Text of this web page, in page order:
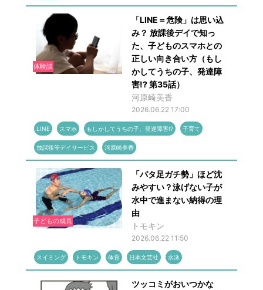
体験談
「LINE＝危険」は思い込
み？ 放課後デイで知っ
た、子どものスマホとの
正しい向き合い方（もし
かしてうちの子、発達障
害!? 第35話）
河原崎美香
2026.06.22 17:00
LINE スマホ もしかしてうちの子、発達障害!? 子育て
放課後等デイサービス 河原崎美香
子どもの成長
「バタ足ガチ勢」ほど沈
みやすい？泳げない子が
水中で進まない納得の理
由
トモキン
2026.06.22 11:50
スイミング トモキン 体育 日本文芸社 水泳
ツッコミがおいつかな